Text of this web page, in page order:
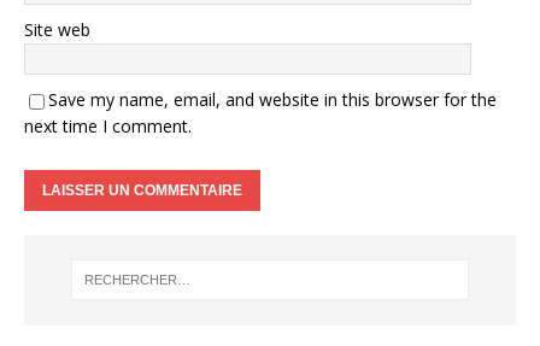
Site web
Save my name, email, and website in this browser for the
next time I comment.